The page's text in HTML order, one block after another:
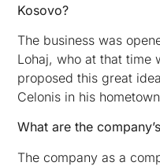
Kosovo?
The business was
Lohaj, who at that time
proposed this great
Celonis in his
What are the
The company as a